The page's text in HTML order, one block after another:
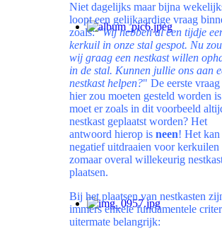
Niet dagelijks maar bijna
loopt een gelijkaardige vraag
zoals: "Wij hebben al een tijdje
kerkuil in onze stal gespot. Nu
wij graag een nestkast willen
in de stal. Kunnen jullie ons aan
nestkast helpen?" De eerste
hier zou moeten gesteld worden
moet er zoals in dit voorbeeld
nestkast geplaatst worden? Het
antwoord hierop is neen! Het kan
negatief uitdraaien voor kerkuilen
zomaar overal willekeurig
plaatsen.
Bij het plaatsen van nestkasten
immers enkele fundamentele
uitermate belangrijk: